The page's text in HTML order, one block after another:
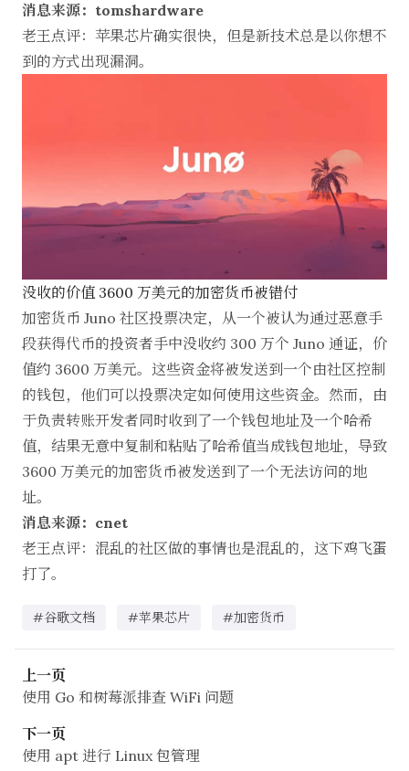
消息来源：tomshardware
老王点评：苹果芯片确实很快，但是新技术总是以你想不
到的方式出现漏洞。
没收的价值 3600 万美元的加密货币被错付
加密货币 Juno 社区投票决定，从一个被认为通过恶意手
段获得代币的投资者手中没收约 300 万个 Juno 通证，价
值约 3600 万美元。这些资金将被发送到一个由社区控制
的钱包，他们可以投票决定如何使用这些资金。然而，由
于负责转账开发者同时收到了一个钱包地址及一个哈希
值，结果无意中复制和粘贴了哈希值当成钱包地址，导致
3600 万美元的加密货币被发送到了一个无法访问的地
址。
消息来源：cnet
老王点评：混乱的社区做的事情也是混乱的，这下鸡飞蛋
打了。
#谷歌文档 #苹果芯片 #加密货币
上一页
使用 Go 和树莓派排查 WiFi 问题
下一页
使用 apt 进行 Linux 包管理